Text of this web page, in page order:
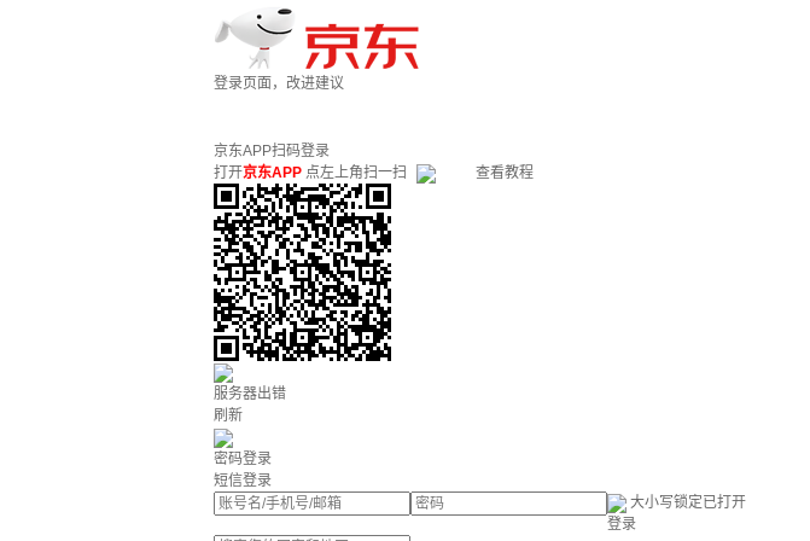
登录页面，改进建议
京东APP扫码登录
打开京东APP 点左上角扫一扫 查看教程
服务器出错
刷新
密码登录
短信登录
大小写锁定已打开
登录